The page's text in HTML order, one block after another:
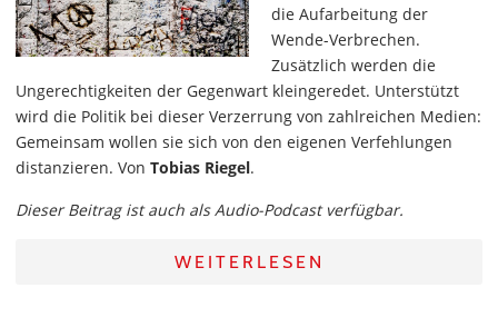
die Aufarbeitung der
Wende-Verbrechen.
Zusätzlich werden die
Ungerechtigkeiten der Gegenwart kleingeredet. Unterstützt
wird die Politik bei dieser Verzerrung von zahlreichen Medien:
Gemeinsam wollen sie sich von den eigenen Verfehlungen
distanzieren. Von Tobias Riegel.
Dieser Beitrag ist auch als Audio-Podcast verfügbar.
WEITERLESEN